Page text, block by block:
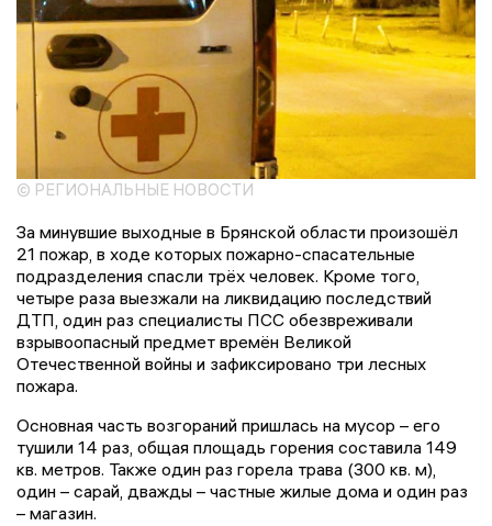
© РЕГИОНАЛЬНЫЕ НОВОСТИ
За минувшие выходные в Брянской области произошёл
21 пожар, в ходе которых пожарно-спасательные
подразделения спасли трёх человек. Кроме того,
четыре раза выезжали на ликвидацию последствий
ДТП, один раз специалисты ПСС обезвреживали
взрывоопасный предмет времён Великой
Отечественной войны и зафиксировано три лесных
пожара.
Основная часть возгораний пришлась на мусор – его
тушили 14 раз, общая площадь горения составила 149
кв. метров. Также один раз горела трава (300 кв. м),
один – сарай, дважды – частные жилые дома и один раз
– магазин.